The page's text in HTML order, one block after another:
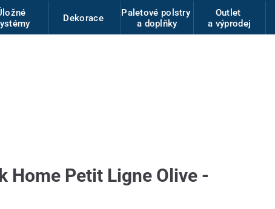
Dekorace
Paletové polstry
a doplňky
Outlet
a výprodej
Home Petit Ligne Olive -